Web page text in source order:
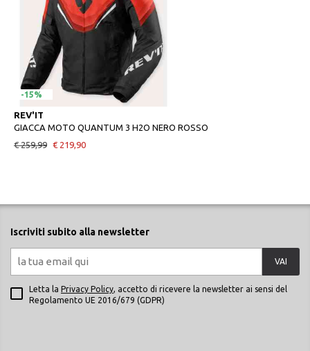
-15%
REV'IT
GIACCA MOTO QUANTUM 3 H2O NERO ROSSO
€ 259,99 € 219,90
Iscriviti subito alla newsletter
VAI
Letta la Privacy Policy, accetto di ricevere la newsletter ai sensi del
Regolamento UE 2016/679 (GDPR)